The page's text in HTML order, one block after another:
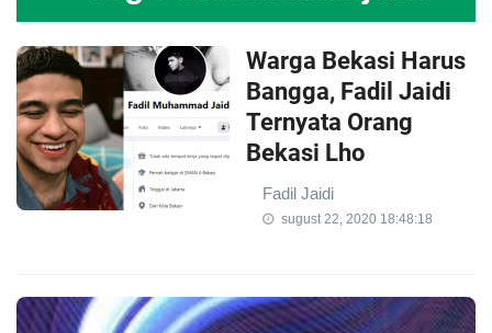
Warga Bekasi Harus
Bangga, Fadil Jaidi
Ternyata Orang
Bekasi Lho
Fadil Jaidi
sugust 22, 2020 18:48:18